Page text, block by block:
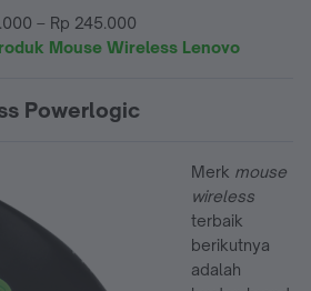
– Rp 245.000
Mouse Wireless Lenovo
Powerlogic
Merk mouse
wireless
terbaik
berikutnya
adalah